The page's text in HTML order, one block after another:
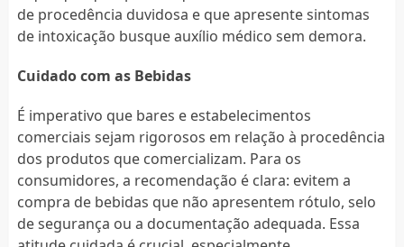
de procedência duvidosa e que apresente sintomas
de intoxicação busque auxílio médico sem demora.
Cuidado com as Bebidas
É imperativo que bares e estabelecimentos
comerciais sejam rigorosos em relação à procedência
dos produtos que comercializam. Para os
consumidores, a recomendação é clara: evitem a
compra de bebidas que não apresentem rótulo, selo
de segurança ou a documentação adequada. Essa